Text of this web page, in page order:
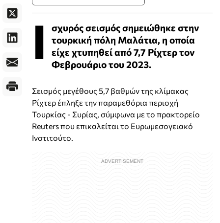
Ι
σχυρός σεισμός σημειώθηκε στην
τουρκική πόλη Μαλάτια, η οποία
είχε χτυπηθεί από 7,7 Ρίχτερ τον
Φεβρουάριο του 2023.
Σεισμός μεγέθους 5,7 βαθμών της κλίμακας
Ρίχτερ έπληξε την παραμεθόρια περιοχή
Τουρκίας - Συρίας, σύμφωνα με το πρακτορείο
Reuters που επικαλείται το Ευρωμεσογειακό
Ινστιτούτο.